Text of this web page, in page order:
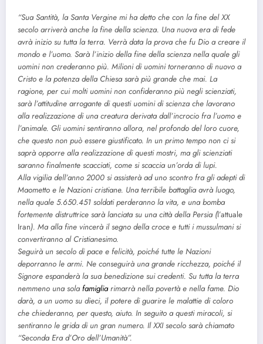
“Sua Santità, la Santa Vergine mi ha detto che con la fine del XX
secolo arriverà anche la fine della scienza. Una nuova era di fede
avrà inizio su tutta la terra. Verrà data la prova che fu Dio a creare il
mondo e l’uomo. Sarà l’inizio della fine della scienza nella quale gli
uomini non crederanno più. Milioni di uomini torneranno di nuovo a
Cristo e la potenza della Chiesa sarà più grande che mai. La
ragione, per cui molti uomini non confideranno più negli scienziati,
sarà l’attitudine arrogante di questi uomini di scienza che lavorano
alla realizzazione di una creatura derivata dall’incrocio fra l’uomo e
l’animale. Gli uomini sentiranno allora, nel profondo del loro cuore,
che questo non può essere giustificato. In un primo tempo non ci si
saprà opporre alla realizzazione di questi mostri, ma gli scienziati
saranno finalmente scacciati, come si scaccia un’orda di lupi.
Alla vigilia dell’anno 2000 si assisterà ad uno scontro fra gli adepti di
Maometto e le Nazioni cristiane. Una terribile battaglia avrà luogo,
nella quale 5.650.451 soldati perderanno la vita, e una bomba
fortemente distruttrice sarà lanciata su una città della Persia (l’attuale
Iran). Ma alla fine vincerà il segno della croce e tutti i mussulmani si
convertiranno al Cristianesimo.
Seguirà un secolo di pace e felicità, poiché tutte le Nazioni
deporranno le armi. Ne conseguirà una grande ricchezza, poiché il
Signore espanderà la sua benedizione sui credenti. Su tutta la terra
nemmeno una solafamigliarimarrà nella povertà e nella fame. Dio
darà, a un uomo su dieci, il potere di guarire le malattie di coloro
che chiederanno, per questo, aiuto. In seguito a questi miracoli, si
sentiranno le grida di un gran numero. Il XXI secolo sarà chiamato
“Seconda Era d’Oro dell’Umanità”.